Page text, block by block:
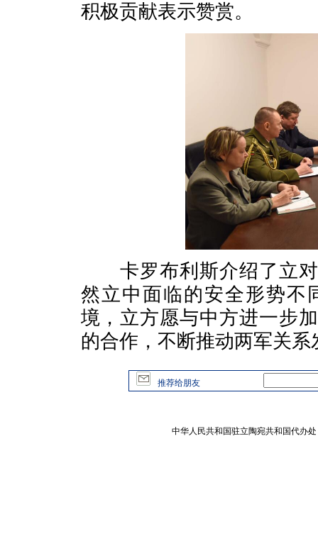
积极贡献表示赞赏。
卡罗布利斯介绍了立对
然立中面临的安全形势不
境，立方愿与中方进一步
的合作，不断推动两军关系
推荐给朋友
中华人民共和国驻立陶宛共和国代办处